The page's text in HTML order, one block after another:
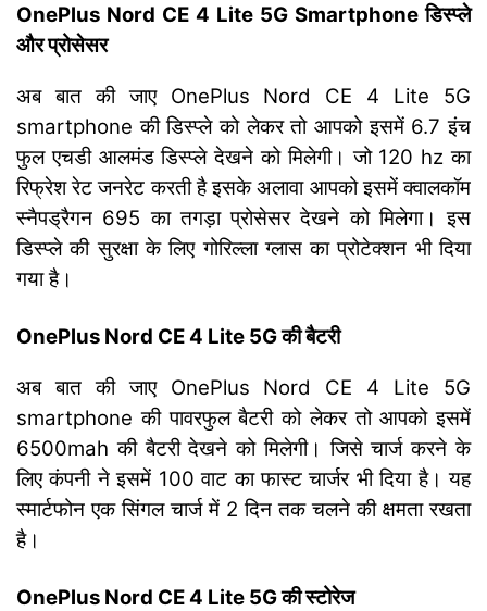
OnePlus Nord CE 4 Lite 5G Smartphone डिस्प्ले
और प्रोसेसर
अब बात की जाए OnePlus Nord CE 4 Lite 5G
smartphone की डिस्प्ले को लेकर तो आपको इसमें 6.7 इंच
फुल एचडी आलमंड डिस्प्ले देखने को मिलेगी। जो 120 hz का
रिफ्रेश रेट जनरेट करती है इसके अलावा आपको इसमें क्वालकॉम
स्नैपड्रैगन 695 का तगड़ा प्रोसेसर देखने को मिलेगा। इस
डिस्प्ले की सुरक्षा के लिए गोरिल्ला ग्लास का प्रोटेक्शन भी दिया
गया है।
OnePlus Nord CE 4 Lite 5G की बैटरी
अब बात की जाए OnePlus Nord CE 4 Lite 5G
smartphone की पावरफुल बैटरी को लेकर तो आपको इसमें
6500mah की बैटरी देखने को मिलेगी। जिसे चार्ज करने के
लिए कंपनी ने इसमें 100 वाट का फास्ट चार्जर भी दिया है। यह
स्मार्टफोन एक सिंगल चार्ज में 2 दिन तक चलने की क्षमता रखता
है।
OnePlus Nord CE 4 Lite 5G की स्टोरेज